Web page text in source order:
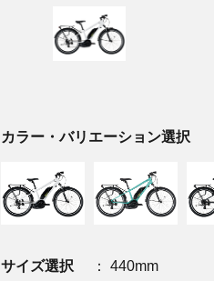
カラー・バリエーション選択
サイズ選択 ： 440mm